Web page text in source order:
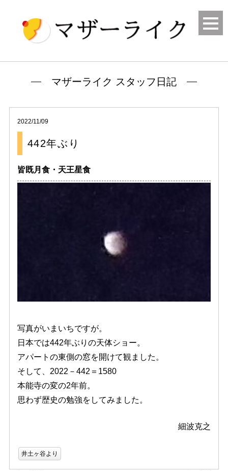
マザーライク スタッフ日記
2022/11/09
442年ぶり
皆既月食・天王星食
写真がいまいちですが。
日本では442年ぶりの天体ショー。
アパートの東側の窓を開けて観ました。
そして、2022－442＝1580
本能寺の変の2年前。
思わず歴史の勉強をしてみました。
細波克之
井土ヶ谷より